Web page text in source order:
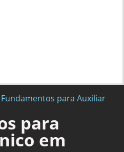
para Auxiliar
para
em